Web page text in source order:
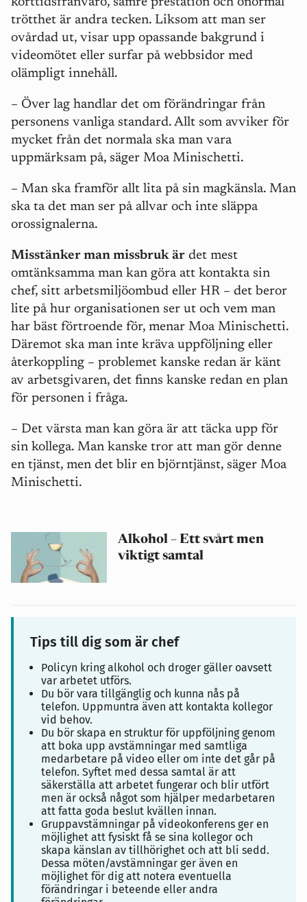
trötthet är andra tecken. Liksom att man ser
ovårdad ut, visar upp opassande bakgrund i
videomötet eller surfar på webbsidor med
olämpligt innehåll.
– Över lag handlar det om förändringar från
personens vanliga standard. Allt som avviker för
mycket från det normala ska man vara
uppmärksam på, säger Moa Minischetti.
– Man ska framför allt lita på sin magkänsla. Man
ska ta det man ser på allvar och inte släppa
orossignalerna.
Misstänker man missbruk är det mest
omtänksamma man kan göra att kontakta sin
chef, sitt arbetsmiljöombud eller HR – det beror
lite på hur organisationen ser ut och vem man
har bäst förtroende för, menar Moa Minischetti.
Däremot ska man inte kräva uppföljning eller
återkoppling – problemet kanske redan är känt
av arbetsgivaren, det finns kanske redan en plan
för personen i fråga.
– Det värsta man kan göra är att täcka upp för
sin kollega. Man kanske tror att man gör denne
en tjänst, men det blir en björntjänst, säger Moa
Minischetti.
Alkohol – Ett svårt men
viktigt samtal
Tips till dig som är chef
Policyn kring alkohol och droger gäller oavsett
var arbetet utförs.
Du bör vara tillgänglig och kunna nås på
telefon. Uppmuntra även att kontakta kollegor
vid behov.
Du bör skapa en struktur för uppföljning genom
att boka upp avstämningar med samtliga
medarbetare på video eller om inte det går på
telefon. Syftet med dessa samtal är att
säkerställa att arbetet fungerar och blir utfört
men är också något som hjälper medarbetaren
att fatta goda beslut kvällen innan.
Gruppavstämningar på videokonferens ger en
möjlighet att fysiskt få se sina kollegor och
skapa känslan av tillhörighet och att bli sedd.
Dessa möten/avstämningar ger även en
möjlighet för dig att notera eventuella
förändringar i beteende eller andra